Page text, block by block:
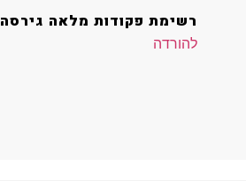
רשימת פקודות מלאה גירסה 15.0C
להורדה